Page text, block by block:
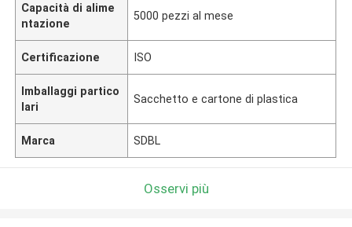
Capacità di alime
ntazione
5000 pezzi al mese
Certificazione ISO
Imballaggi partico
lari
Sacchetto e cartone di plastica
Marca SDBL
Osservi più